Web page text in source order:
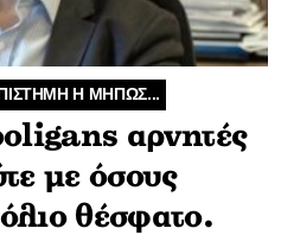
Η ΜΗΠΩΣ...
αρνητές
με όσους
θέσφατο.